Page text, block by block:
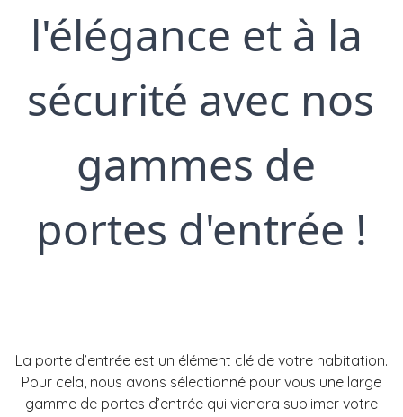
l'élégance et à la
sécurité avec nos
gammes de
portes d'entrée !
La porte d’entrée est un élément clé de votre habitation.
Pour cela, nous avons sélectionné pour vous une large
gamme de portes d’entrée qui viendra sublimer votre